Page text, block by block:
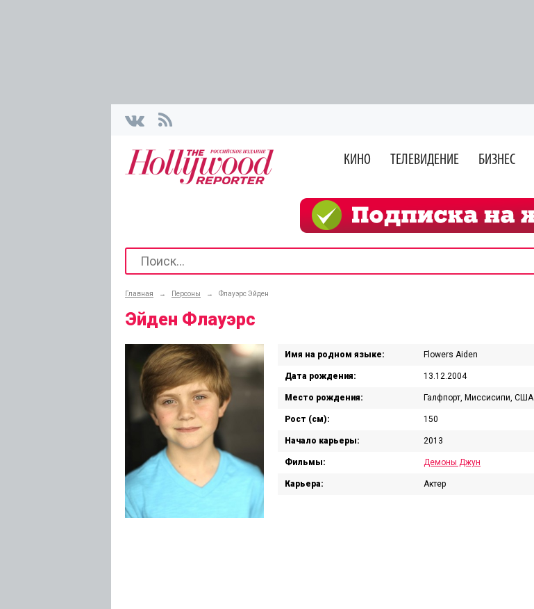
КИНО ТЕЛЕВИДЕНИЕ БИЗНЕС
Главная → Персоны → Флауэрс Эйден
Эйден Флауэрс
Имя на родном языке: Flowers Aiden
Дата рождения: 13.12.2004
Место рождения: Галфпорт, Миссисипи, США
Рост (см): 150
Начало карьеры: 2013
Фильмы: Демоны Джун
Карьера: Актер